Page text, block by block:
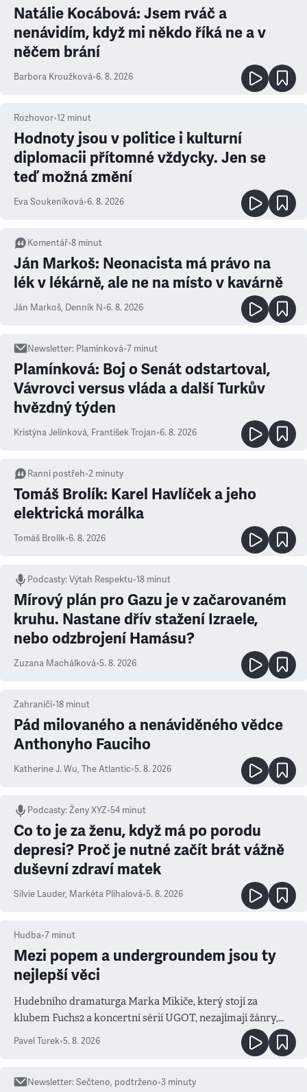
Natálie Kocábová: Jsem rváč a
nenávidím, když mi někdo říká ne a v
něčem brání
Barbora Kroužková•6. 8. 2026
Rozhovor•12 minut
Hodnoty jsou v politice i kulturní
diplomacii přítomné vždycky. Jen se
teď možná změní
Eva Soukeníková•6. 8. 2026
Komentář•8 minut
Ján Markoš: Neonacista má právo na
lék v lékárně, ale ne na místo v kavárně
Ján Markoš, Denník N•6. 8. 2026
Newsletter: Plamínková•7 minut
Plamínková: Boj o Senát odstartoval,
Vávrovci versus vláda a další Turkův
hvězdný týden
Kristýna Jelínková, František Trojan•6. 8. 2026
Ranní postřeh•2 minuty
Tomáš Brolík: Karel Havlíček a jeho
elektrická morálka
Tomáš Brolík•6. 8. 2026
Podcasty:Výtah Respektu•18 minut
Mírový plán pro Gazu je v začarovaném
kruhu. Nastane dřív stažení Izraele,
nebo odzbrojení Hamásu?
Zuzana Machálková•5. 8. 2026
Zahraničí•18 minut
Pád milovaného a nenáviděného vědce
Anthonyho Fauciho
Katherine J. Wu, The Atlantic•5. 8. 2026
Podcasty:Ženy XYZ•54 minut
Co to je za ženu, když má po porodu
depresi? Proč je nutné začít brát vážně
duševní zdraví matek
Silvie Lauder, Markéta Plíhalová•5. 8. 2026
Hudba•7 minut
Mezi popem a undergroundem jsou ty
nejlepší věci
Hudebního dramaturga Marka Mikiče, který stojí za
klubem Fuchs2 a koncertní sérií UGOT, nezajímají žánry,
Pavel Turek•5. 8. 2026
Newsletter:Sečteno, podtrženo•3 minuty